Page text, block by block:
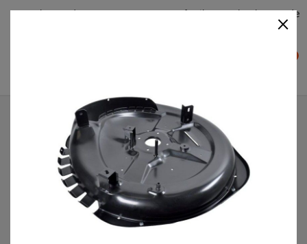
Plateaudecoupe.com : Trouver facilement le plateau de
Accueil
Plateau de coupe
Plateau de coupe 72 cm 3845641110 pour PLUS 12 5/72 H
(2010)
×